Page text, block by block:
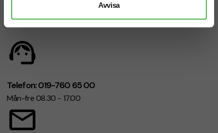
Avvisa
Vi hjälper dig gärna!
Telefon: 019-760 65 00
Mån-fre 08.30 - 17.00